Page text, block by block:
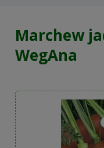
Marchew
WegAna